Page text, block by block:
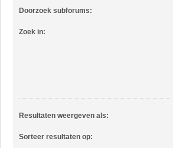
Doorzoek subforums:
Zoek in:
Resultaten weergeven als:
Sorteer resultaten op: